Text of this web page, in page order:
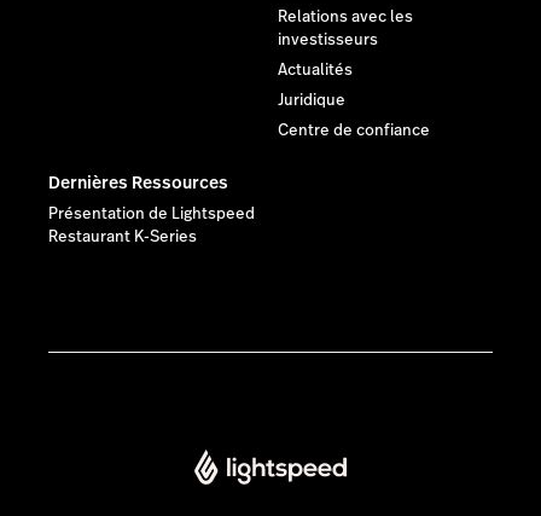
Relations avec les
investisseurs
Actualités
Juridique
Centre de confiance
Dernières Ressources
Présentation de Lightspeed
Restaurant K-Series